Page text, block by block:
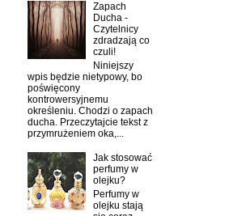
Zapach
Ducha -
Czytelnicy
zdradzają co
czuli!
Niniejszy
wpis będzie nietypowy, bo
poświęcony
kontrowersyjnemu
określeniu. Chodzi o zapach
ducha. Przeczytajcie tekst z
przymrużeniem oka,...
Jak stosować
perfumy w
olejku?
Perfumy w
olejku stają